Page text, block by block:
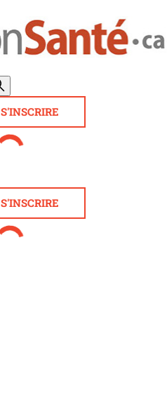
S'INSCRIRE
S'INSCRIRE